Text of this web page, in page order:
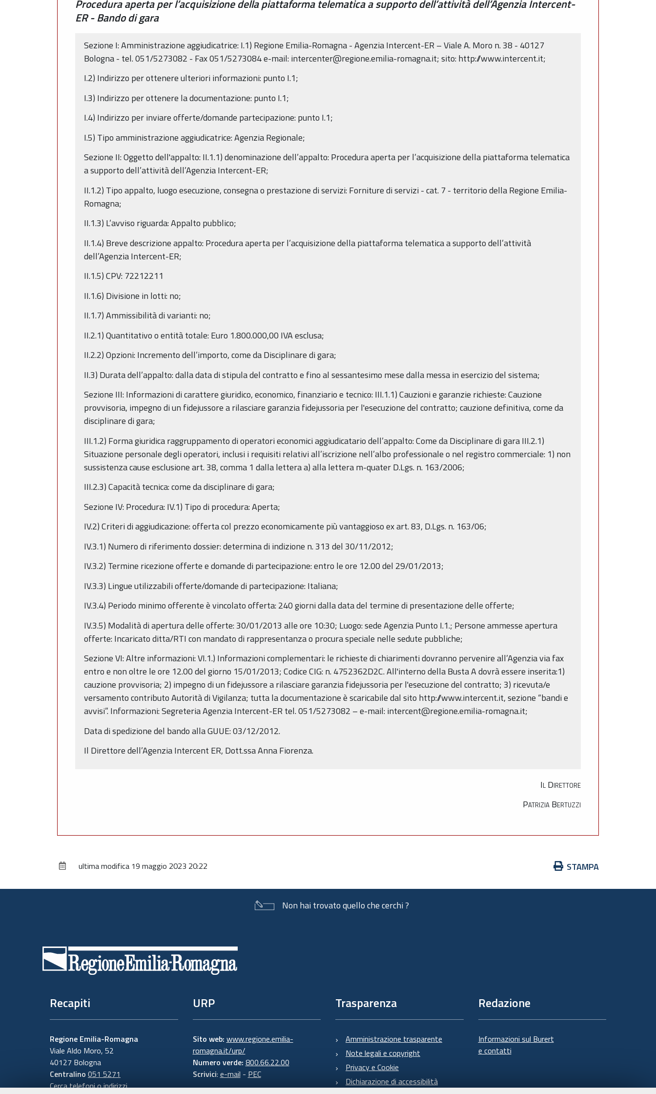
Procedura aperta per l’acquisizione della piattaforma telematica a supporto dell’attività dell’Agenzia Intercent-
ER - Bando di gara
Sezione I: Amministrazione aggiudicatrice: I.1) Regione Emilia-Romagna - Agenzia Intercent-ER – Viale A. Moro n. 38 - 40127
Bologna - tel. 051/5273082 - Fax 051/5273084 e-mail: intercenter@regione.emilia-romagna.it; sito: http://www.intercent.it;
I.2) Indirizzo per ottenere ulteriori informazioni: punto I.1;
I.3) Indirizzo per ottenere la documentazione: punto I.1;
I.4) Indirizzo per inviare offerte/domande partecipazione: punto I.1;
I.5) Tipo amministrazione aggiudicatrice: Agenzia Regionale;
Sezione II: Oggetto dell'appalto: II.1.1) denominazione dell’appalto: Procedura aperta per l’acquisizione della piattaforma telematica
a supporto dell’attività dell’Agenzia Intercent-ER;
II.1.2) Tipo appalto, luogo esecuzione, consegna o prestazione di servizi: Forniture di servizi - cat. 7 - territorio della Regione Emilia-
Romagna;
II.1.3) L’avviso riguarda: Appalto pubblico;
II.1.4) Breve descrizione appalto: Procedura aperta per l’acquisizione della piattaforma telematica a supporto dell’attività
dell’Agenzia Intercent-ER;
II.1.5) CPV: 72212211
II.1.6) Divisione in lotti: no;
II.1.7) Ammissibilità di varianti: no;
II.2.1) Quantitativo o entità totale: Euro 1.800.000,00 IVA esclusa;
II.2.2) Opzioni: Incremento dell’importo, come da Disciplinare di gara;
II.3) Durata dell’appalto: dalla data di stipula del contratto e fino al sessantesimo mese dalla messa in esercizio del sistema;
Sezione III: Informazioni di carattere giuridico, economico, finanziario e tecnico: III.1.1) Cauzioni e garanzie richieste: Cauzione
provvisoria, impegno di un fidejussore a rilasciare garanzia fidejussoria per l'esecuzione del contratto; cauzione definitiva, come da
disciplinare di gara;
III.1.2) Forma giuridica raggruppamento di operatori economici aggiudicatario dell’appalto: Come da Disciplinare di gara III.2.1)
Situazione personale degli operatori, inclusi i requisiti relativi all’iscrizione nell’albo professionale o nel registro commerciale: 1) non
sussistenza cause esclusione art. 38, comma 1 dalla lettera a) alla lettera m-quater D.Lgs. n. 163/2006;
III.2.3) Capacità tecnica: come da disciplinare di gara;
Sezione IV: Procedura: IV.1) Tipo di procedura: Aperta;
IV.2) Criteri di aggiudicazione: offerta col prezzo economicamente più vantaggioso ex art. 83, D.Lgs. n. 163/06;
IV.3.1) Numero di riferimento dossier: determina di indizione n. 313 del 30/11/2012;
IV.3.2) Termine ricezione offerte e domande di partecipazione: entro le ore 12.00 del 29/01/2013;
IV.3.3) Lingue utilizzabili offerte/domande di partecipazione: Italiana;
IV.3.4) Periodo minimo offerente è vincolato offerta: 240 giorni dalla data del termine di presentazione delle offerte;
IV.3.5) Modalità di apertura delle offerte: 30/01/2013 alle ore 10:30; Luogo: sede Agenzia Punto I.1.; Persone ammesse apertura
offerte: Incaricato ditta/RTI con mandato di rappresentanza o procura speciale nelle sedute pubbliche;
Sezione VI: Altre informazioni: VI.1.) Informazioni complementari: le richieste di chiarimenti dovranno pervenire all’Agenzia via fax
entro e non oltre le ore 12.00 del giorno 15/01/2013; Codice CIG: n. 4752362D2C. All'interno della Busta A dovrà essere inserita:1)
cauzione provvisoria; 2) impegno di un fidejussore a rilasciare garanzia fidejussoria per l'esecuzione del contratto; 3) ricevuta/e
versamento contributo Autorità di Vigilanza; tutta la documentazione è scaricabile dal sito http://www.intercent.it, sezione “bandi e
avvisi”. Informazioni: Segreteria Agenzia Intercent-ER tel. 051/5273082 – e-mail: intercent@regione.emilia-romagna.it;
Data di spedizione del bando alla GUUE: 03/12/2012.
Il Direttore dell’Agenzia Intercent ER, Dott.ssa Anna Fiorenza.
Il Direttore
Patrizia Bertuzzi
Azioni
documento
STAMPA
ultima modifica 19 maggio 2023 20:22
Non hai trovato quello che cerchi ?
Recapiti
Regione Emilia-Romagna
Viale Aldo Moro, 52
40127 Bologna
Centralino 051 5271
Cerca telefoni o indirizzi
URP
Sito web: www.regione.emilia-
romagna.it/urp/
Numero verde: 800.66.22.00
Scrivici: e-mail - PEC
Trasparenza
Amministrazione trasparente
Note legali e copyright
Privacy e Cookie
Dichiarazione di accessibilità
Redazione
Informazioni sul Burert
e contatti